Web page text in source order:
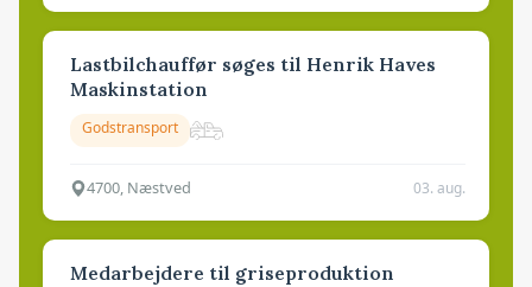
Lastbilchauffør søges til Henrik Haves
Maskinstation
Godstransport
4700, Næstved 03. aug.
Medarbejdere til griseproduktion